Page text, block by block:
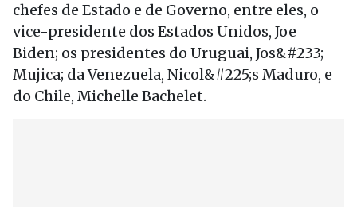
chefes de Estado e de Governo, entre eles, o
vice-presidente dos Estados Unidos, Joe
Biden; os presidentes do Uruguai, Jos&#233;
Mujica; da Venezuela, Nicol&#225;s Maduro, e
do Chile, Michelle Bachelet.